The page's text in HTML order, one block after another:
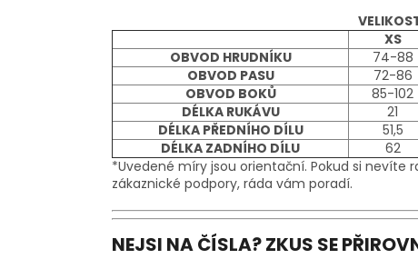
XS
OBVOD HRUDNÍKU
74-88
OBVOD PASU
72-86
OBVOD BOKŮ
85-102
DÉLKA RUKÁVU
21
DÉLKA PŘEDNÍHO DÍLU
51,5
DÉLKA ZADNÍHO DÍLU
62
*Uvedené míry jsou orientační. Pokud si nevíte
zákaznické podpory, ráda vám poradí.
NEJSI NA ČÍSLA? ZKUS SE